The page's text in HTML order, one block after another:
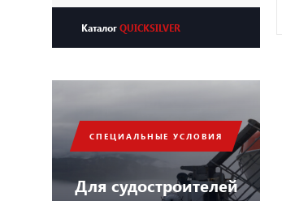
КаталогQUICKSILVER
СПЕЦИАЛЬНЫЕ УСЛОВИЯ
Для судостроителей